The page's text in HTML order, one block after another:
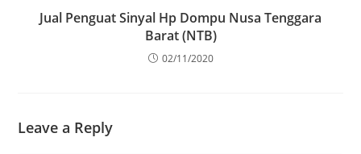
Jual Penguat Sinyal Hp Dompu Nusa Tenggara
Barat (NTB)
02/11/2020
Leave a Reply